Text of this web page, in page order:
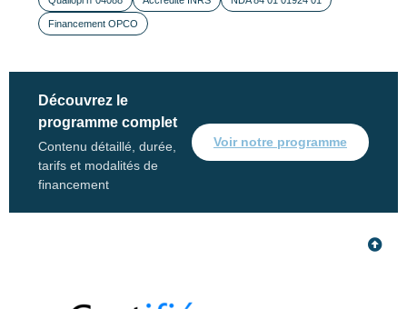
Financement OPCO
Découvrez le
programme complet
Contenu détaillé, durée,
tarifs et modalités de
financement
Voir notre programme